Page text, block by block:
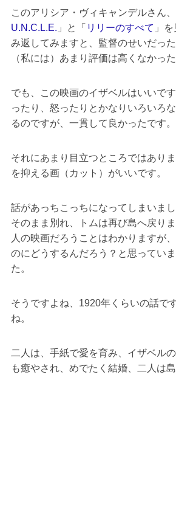
このアリシア・ヴィキャンデルさん、
U.N.C.L.E. 」と「 リリーのすべて 」
み返してみますと、監督のせいだっ
（私には）あまり評価は高くなかった
でも、この映画のイザベルはいいで
ったり、怒ったりとかなりいろいろ
るのですが、一貫して良かったです。
それにあまり目立つところではあり
を抑える画（カット）がいいです。
話があっちこっちになってしまいま
そのまま別れ、トムは再び島へ戻り
人の映画だろうことはわかりますが
のにどうするんだろう？と思ってい
た。
そうですよね、1920年くらいの話で
ね。
二人は、手紙で愛を育み、イザベル
も癒やされ、めでたく結婚、二人は島